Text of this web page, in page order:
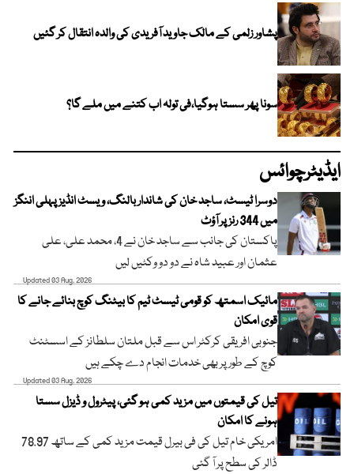
پشاور زلمی کے مالک جاوید آفریدی کی والدہ انتقال کر گئیں
سونا پھر سستا ہوگیا،فی تولہ اب کتنے میں ملے گا؟
ایڈیٹرچوائس
دوسرا ٹیسٹ، ساجد خان کی شاندار بالنگ، ویسٹ انڈیز پہلی اننگز
میں 344 رنز پر آؤٹ
پاکستان کی جانب سے ساجد خان نے 4، محمد علی، علی
عثمان اور عبید شاہ نے دو دو وکٹیں لیں
Updated 03 Aug, 2026
مائیک اسمتھ کو قومی ٹیسٹ ٹیم کا بیٹنگ کوچ بنائے جانے کا
قوی امکان
جنوبی افریقی کرکٹر اس سے قبل ملتان سلطانز کے اسسٹنٹ
کوچ کے طور پر بھی خدمات انجام دے چکے ہیں
Updated 03 Aug, 2026
تیل کی قیمتوں میں مزید کمی ہو گئی، پیٹرول و ڈیزل سستا
ہونے کا امکان
امریکی خام تیل کی فی بیرل قیمت مزید کمی کے ساتھ 78.97
ڈالر کی سطح پر آ گئی